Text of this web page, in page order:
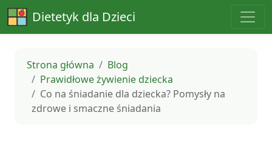
Dietetyk dla Dzieci
Strona główna
Blog
Prawidłowe żywienie dziecka
Co na śniadanie dla dziecka? Pomysły na
zdrowe i smaczne śniadania